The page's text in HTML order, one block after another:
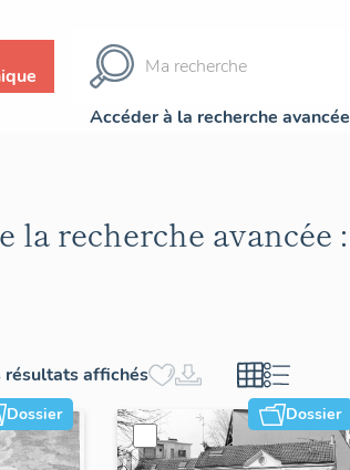
Accéder à la recherche avancée
la recherche avancée :
résultats affichés
Dossier Dossier